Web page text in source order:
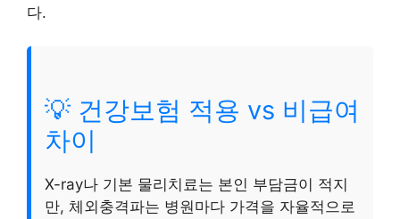
다.
💡 건강보험 적용 vs 비급여
차이
X-ray나 기본 물리치료는 본인 부담금이 적지
만, 체외충격파는 병원마다 가격을 자율적으로